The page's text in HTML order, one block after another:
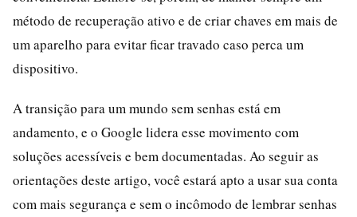
método de recuperação ativo e de criar chaves em mais de
um aparelho para evitar ficar travado caso perca um
dispositivo.
A transição para um mundo sem senhas está em
andamento, e o Google lidera esse movimento com
soluções acessíveis e bem documentadas. Ao seguir as
orientações deste artigo, você estará apto a usar sua conta
com mais segurança e sem o incômodo de lembrar senhas